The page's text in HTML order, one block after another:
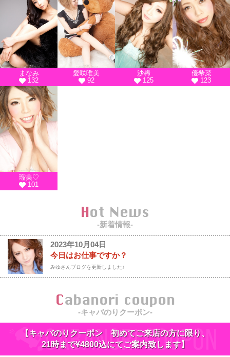
まなみ
132
愛咲唯美
92
沙稀
125
優希菜
123
瑠美♡
101
Hot News
-新着情報-
2023年10月04日
今日はお仕事ですか？
みゆさんブログを更新しました♪
Cabanori coupon
-キャバのりクーポン-
【キャバのりクーポン 初めてご来店の方に限り、
21時まで¥4800込にてご案内致します】